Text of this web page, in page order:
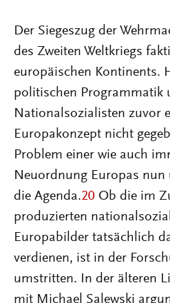
Der Siegeszug der
des Zweiten Weltkriegs
europäischen Kontinents.
politischen Programmatik
Nationalsozialisten zuvor
Europakonzept nicht
Problem einer wie auch
Neuordnung Europas
die Agenda.20 Ob die im
produzierten
Europabilder tatsächlich
verdienen, ist in der
umstritten. In der älteren
mit Michael Salewski